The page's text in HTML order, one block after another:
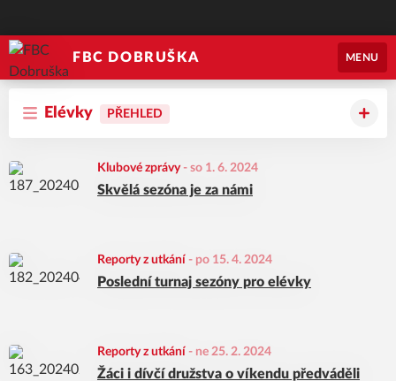
FBC DOBRUŠKA MENU
Elévky PŘEHLED
Klubové zprávy - so 1. 6. 2024
Skvělá sezóna je za námi
Reporty z utkání - po 15. 4. 2024
Poslední turnaj sezóny pro elévky
Reporty z utkání - ne 25. 2. 2024
Žáci i dívčí družstva o víkendu předváděli